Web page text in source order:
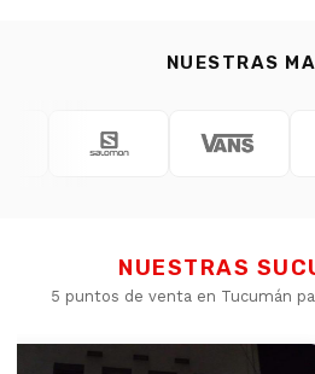
NUESTRAS
NUESTRAS
5 puntos de venta en Tucumán